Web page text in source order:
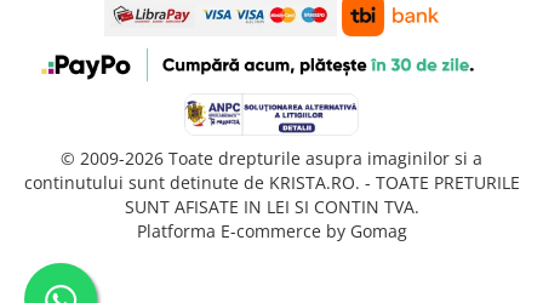
© 2009-2026 Toate drepturile asupra imaginilor si a
continutului sunt detinute de KRISTA.RO. - TOATE PRETURILE
SUNT AFISATE IN LEI SI CONTIN TVA.
Platforma E-commerce by Gomag